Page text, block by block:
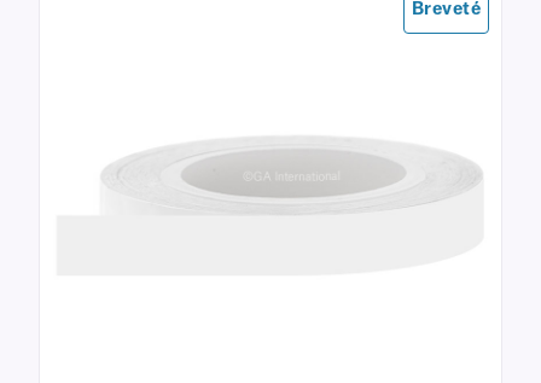
Breveté